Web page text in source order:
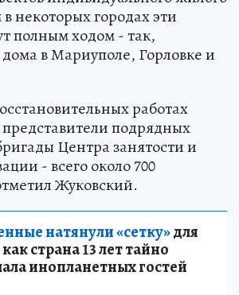
некоторых городах эти
полным ходом - так,
в Мариуполе, Горловке и
работах
подрядных
Центра занятости и
- всего около 700
Жуковский.
натянули «сетку»для
страна 13 лет тайно
инопланетных гостей